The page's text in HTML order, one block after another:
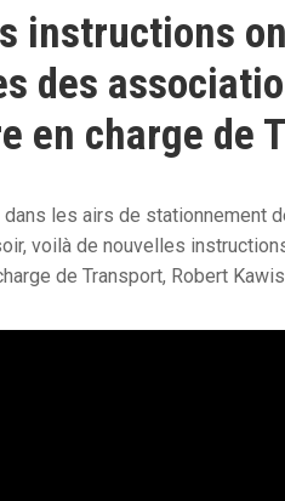
instructions
des
en charge de
dans les airs de stationnement
voilà de nouvelles
de Transport, Robert